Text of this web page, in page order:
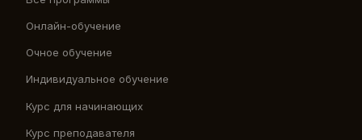
Онлайн-обучение
Очное обучение
Индивидуальное обучение
Курс для начинающих
Курс преподавателя